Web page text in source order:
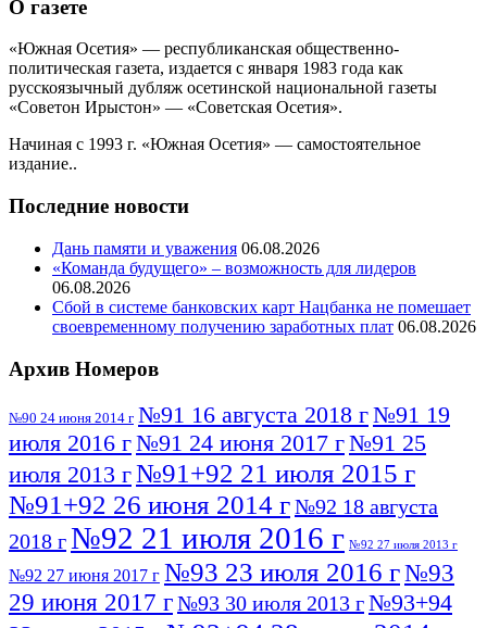
О газете
«Южная Осетия» — республиканская общественно-
политическая газета, издается с января 1983 года как
русскоязычный дубляж осетинской национальной газеты
«Советон Ирыстон» — «Советская Осетия».
Начиная с 1993 г. «Южная Осетия» — самостоятельное
издание..
Последние новости
Дань памяти и уважения 06.08.2026
«Команда будущего» – возможность для лидеров
06.08.2026
Сбой в системе банковских карт Нацбанка не помешает
своевременному получению заработных плат 06.08.2026
Архив Номеров
№90 24 июня 2014 г №91 16 августа 2018 г№91 19
июля 2016 г№91 24 июня 2017 г№91 25
июля 2013 г№91+92 21 июля 2015 г
№91+92 26 июня 2014 г№92 18 августа
2018 г№92 21 июля 2016 г №92 27 июля 2013 г
№92 27 июня 2017 г №93 23 июля 2016 г№93
29 июня 2017 г№93 30 июля 2013 г№93+94